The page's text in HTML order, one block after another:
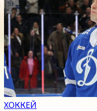
ХОККЕЙ